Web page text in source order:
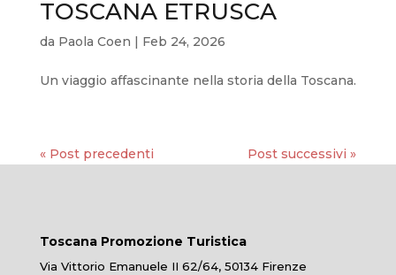
TOSCANA ETRUSCA
da Paola Coen Feb 24, 2026
Un viaggio affascinante nella storia della Toscana.
« Post precedenti Post successivi »
Toscana Promozione Turistica
Via Vittorio Emanuele II 62/64, 50134 Firenze